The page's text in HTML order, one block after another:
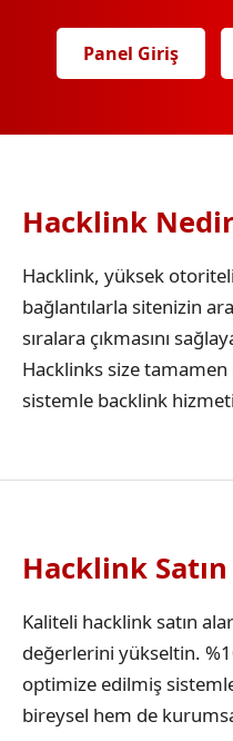
Panel Giriş
Hacklink
Hacklink, yüksek
bağlantılarla sitenizin
sıralara çıkmasını
Hacklinks size
sistemle backlink
Hacklink
Kaliteli hacklink satın
değerlerini yükseltin.
optimize edilmiş
bireysel hem de